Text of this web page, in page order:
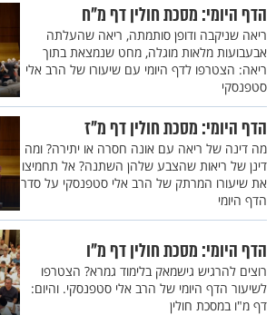
הדף היומי: מסכת חולין דף מ"ח
ריאה שניקבה ודופן סותמתה, ריאה שהעלתה
אבעבועות מלאות מוגלה, מחט שנמצאת בתוך
ריאה: הצטרפו לדף היומי עם שיעורו של הרב אלי
סטפנסקי
הדף היומי: מסכת חולין דף מ"ז
מה דינה של ריאה עם אונה חסרה או יתירה? ומה
דינן של ריאות שהצבע שלהן השתנה? אל תחמיצו
את שיעורו המרתק של הרב אלי סטפנסקי על סדר
הדף היומי
הדף היומי: מסכת חולין דף מ"ו
רוצים להרגיש גישמאק בלימוד גמרא? הצטרפו
לשיעור הדף היומי של הרב אלי סטפנסקי. והיום:
דף מ"ו במסכת חולין